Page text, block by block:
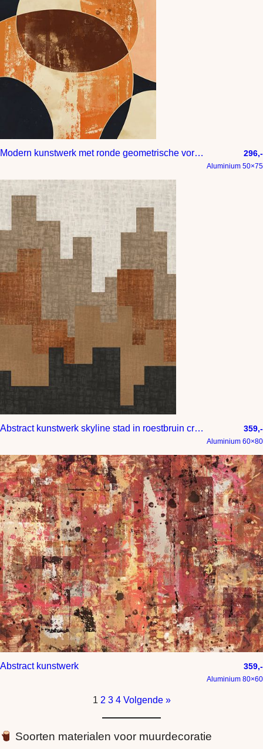
Modern kunstwerk met ronde geometrische vormen in oranje bruin goudgeel en zalm 296,-
Aluminium 50×75
Abstract kunstwerk skyline stad in roestbruin creme antraciet en goudbruin 359,-
Aluminium 60×80
Abstract kunstwerk 359,-
Aluminium 80×60
1 2 3 4 Volgende »
Soorten materialen voor muurdecoratie